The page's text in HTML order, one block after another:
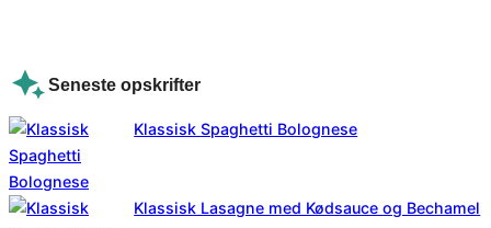
Seneste opskrifter
Klassisk Spaghetti Bolognese
Klassisk Lasagne med Kødsauce og Bechamel